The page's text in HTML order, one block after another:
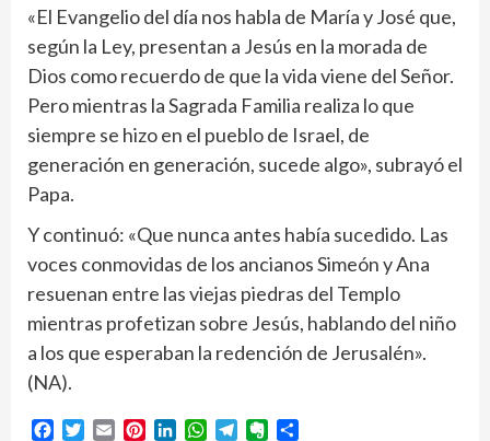
«El Evangelio del día nos habla de María y José que,
según la Ley, presentan a Jesús en la morada de
Dios como recuerdo de que la vida viene del Señor.
Pero mientras la Sagrada Familia realiza lo que
siempre se hizo en el pueblo de Israel, de
generación en generación, sucede algo», subrayó el
Papa.
Y continuó: «Que nunca antes había sucedido. Las
voces conmovidas de los ancianos Simeón y Ana
resuenan entre las viejas piedras del Templo
mientras profetizan sobre Jesús, hablando del niño
a los que esperaban la redención de Jerusalén».
(NA).
Facebook
Twitter
Email PinterestLinkedInWhatsApp
TelegramEvernote